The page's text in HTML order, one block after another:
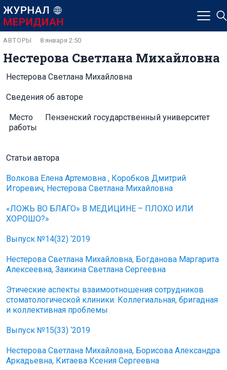
Нестерова Светлана Михайловна
АВТОРЫ 8 января 2:50
Нестерова Светлана Михайловна
Сведения об авторе
Место
работы
Пензенский государственный университет
Статьи автора
Волкова Елена Артемовна , Коробков Дмитрий
Игоревич, Нестерова Светлана Михайловна
«ЛОЖЬ ВО БЛАГО» В МЕДИЦИНЕ – ПЛОХО ИЛИ
ХОРОШО?»
Выпуск №14(32) ‘2019
Нестерова Светлана Михайловна, Богданова Маргарита
Алексеевна, Заикина Светлана Сергеевна
Этические аспекты взаимоотношения сотрудников
стоматологической клиники. Коллегиальная, бригадная
и коллективная проблемы
Выпуск №15(33) ‘2019
Нестерова Светлана Михайловна, Борисова Александра
Аркадьевна, Китаева Ксения Сергеевна